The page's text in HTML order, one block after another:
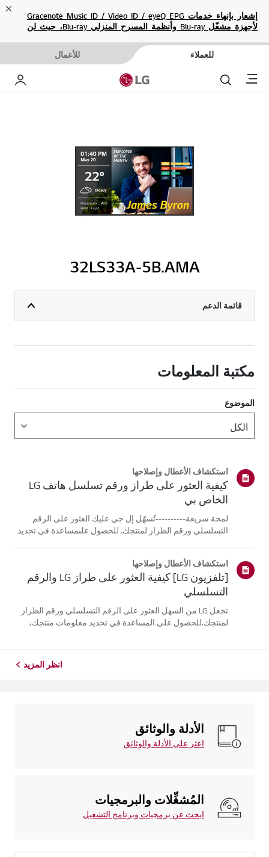
إشعار بإنهاء خدمات Gracenote Music ID / Video ID / eyeQ EPG
لأجهزة مشغّل Blu-ray وأنظمة المسرح المنزلي Blu-ray، حيث لن
للعملاء للأعمال
Menu بحث
32LS33A-5B.AMA
قائمة الدعم
مكتبة المعلومات
الموضوع
استكشاف الأعطال وإصلاحها
كيفية العثور على طراز ورقم تسلسل هاتف LG
الخاص بي
لمحة سريعة----------تُسهّل إل جي عليك العثور على الرقم
التسلسلي ورقم الطراز لمنتجك. للحصول علىمساعدة في تحديد
تختلف الصور أو ا...
استكشاف الأعطال وإصلاحها
[تلفزيون LG] كيفية العثور على طراز LG والرقم
التسلسلي
تجعل LG من السهل العثور على الرقم التسلسلي ورقم الطراز
لمنتجك.للحصول على المساعدة في تحديد معلومات منتجك،
انظر المزيد
الأدلة والوثائق
اعثر على الأدلة والوثائق
المُشغِّلات والبرمجيات
ابحث عن برمجيات وبرنامج التشغيل